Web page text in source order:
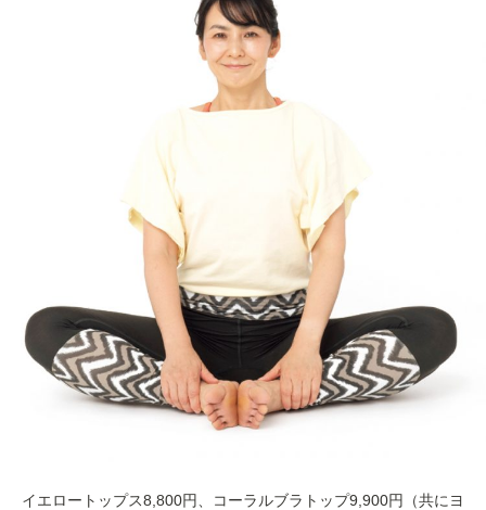
イエロートップス8,800円、コーラルブラトップ9,900円（共にヨ